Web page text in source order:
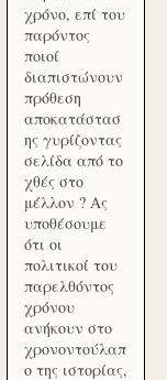
χρόνο, επί του
παρόντος
ποιοί
διαπιστώνουν
πρόθεση
αποκατάστασ
ης γυρίζοντας
σελίδα από το
χθές στο
μέλλον ? Ας
υποθέσουμε
ότι οι
πολιτικοί του
παρελθόντος
χρόνου
ανήκουν στο
χρονοντούλαπ
ο της ιστορίας,